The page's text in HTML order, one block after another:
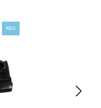
NEU